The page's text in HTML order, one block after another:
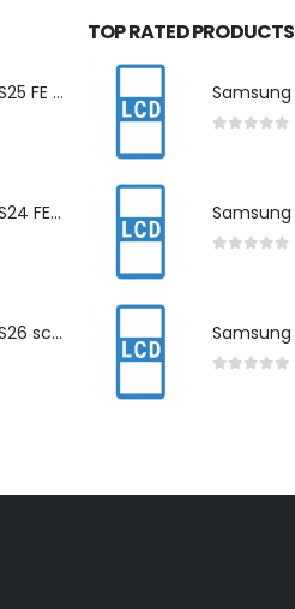
Samsung Galaxy S25 FE scherm herstelling
Samsung Galaxy S24 FE scherm herstelling
Samsung Galaxy S26 scherm herstelling
TOP RATED PRODUCTS